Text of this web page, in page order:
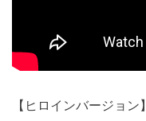
【ヒロインバージョン】